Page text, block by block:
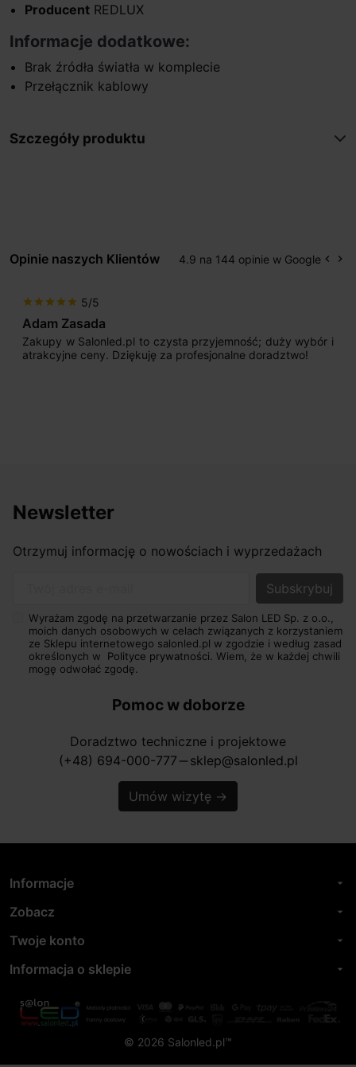
Producent REDLUX
Informacje dodatkowe:
Brak źródła światła w komplecie
Przełącznik kablowy
Szczegóły produktu
Opinie naszych Klientów 4.9 na 144 opinie w Google keyboard_arrow_left keyboard_arrow_right
star star star star star 5/5
Adam Zasada
Zakupy w Salonled.pl to czysta przyjemność; duży wybór i
atrakcyjne ceny. Dziękuję za profesjonalne doradztwo!
Newsletter
Otrzymuj informację o nowościach i wyprzedażach
Wyrażam zgodę na przetwarzanie przez Salon LED Sp. z o.o.,
moich danych osobowych w celach związanych z korzystaniem
ze Sklepu internetowego salonled.pl w zgodzie i według zasad
określonych w Polityce prywatności. Wiem, że w każdej chwili
mogę odwołać zgodę.
Pomoc w doborze
Doradztwo techniczne i projektowe
(+48) 694-000-777 horizontal_rule sklep@salonled.pl
Umów wizytę →
Informacje arrow_drop_down
Zobacz arrow_drop_down
Twoje konto arrow_drop_down
Informacja o sklepie arrow_drop_down
© 2026 Salonled.pl™